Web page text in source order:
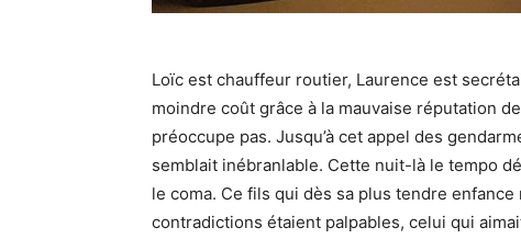
Loïc est chauffeur routier, Laurence est
moindre coût grâce à la mauvaise réputation
préoccupe pas. Jusqu’à cet appel des
semblait inébranlable. Cette nuit-là le tempo
le coma. Ce fils qui dès sa plus tendre enfance
contradictions étaient palpables, celui qui